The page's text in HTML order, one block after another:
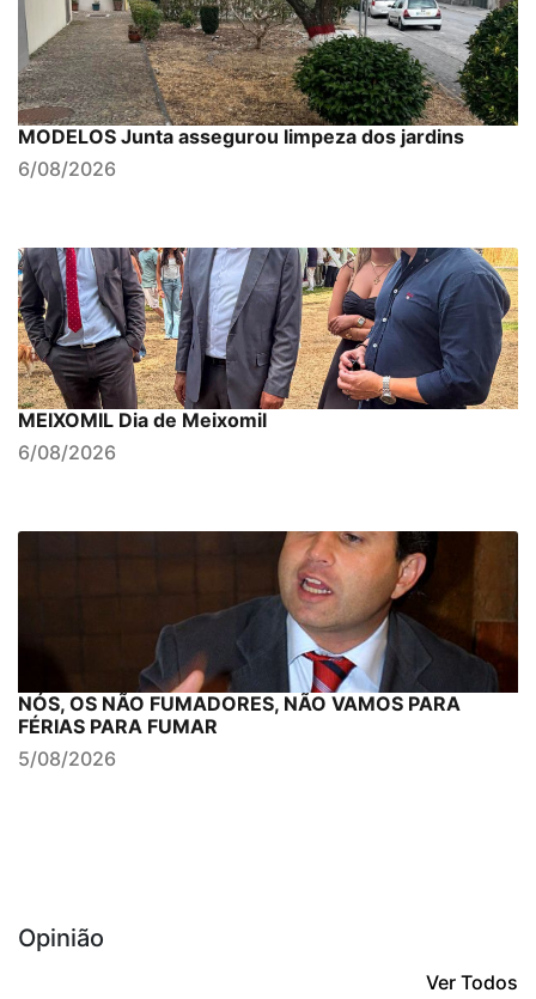
MODELOS Junta assegurou limpeza dos jardins
6/08/2026
MEIXOMIL Dia de Meixomil
6/08/2026
NÓS, OS NÃO FUMADORES, NÃO VAMOS PARA
FÉRIAS PARA FUMAR
5/08/2026
Opinião
Ver Todos